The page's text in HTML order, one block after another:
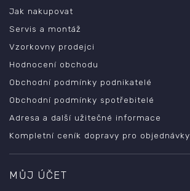
Jak nakupovat
Servis a montáž
Vzorkovny prodejci
Hodnocení obchodu
Obchodní podmínky podnikatelé
Obchodní podmínky spotřebitelé
Adresa a další užitečné informace
Kompletní ceník dopravy pro objednávky
MŮJ ÚČET